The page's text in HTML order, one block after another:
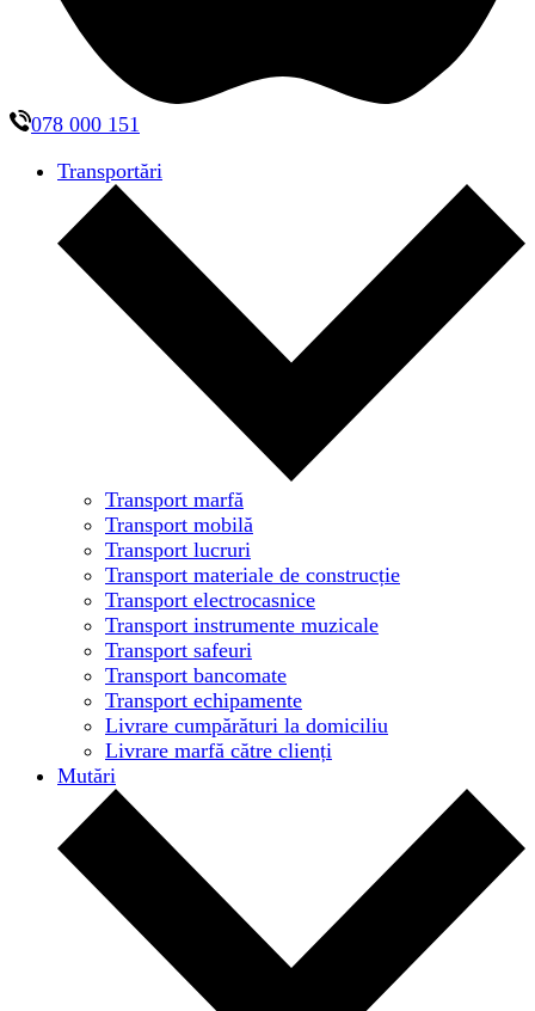
078 000 151
Transportări
Transport marfă
Transport mobilă
Transport lucruri
Transport materiale de construcție
Transport electrocasnice
Transport instrumente muzicale
Transport safeuri
Transport bancomate
Transport echipamente
Livrare cumpărături la domiciliu
Livrare marfă către clienți
Mutări